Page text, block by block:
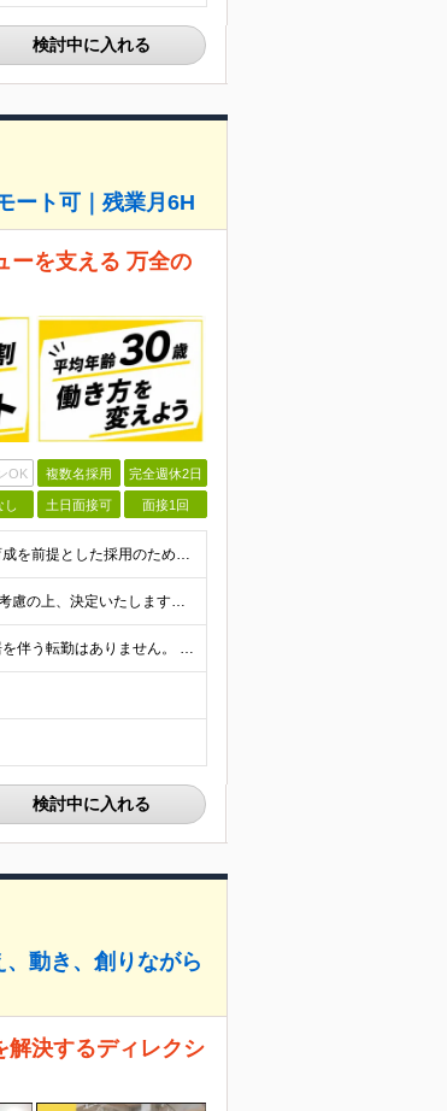
検討中に入れる
ート可｜残業月6H
を支える 万全の
OK 複数名採用 完全週休2日
し 土日面接可 面接1回
＼未経験スタートを応援します！／ ★人柄・意欲を重視した採用★ 育成を前提とした採用のため、 「PCに触ったことがほとんどない…」という方の挑戦も歓迎！ ＜例えば…＞ ●やりたいことはあるけど、ス
月給30万円～70万円+インセンティブ賞与 ※月給額は経験・スキルを考慮の上、決定いたします。 【インセンティブについて】 自社サービスを提案し、サービス化した場合、一部の利益をインセンティブとして
＼リモートワーク・フルリモートあり！／ ◆Ｕ・Ｉターン歓迎 ◆転居を伴う転勤はありません。 ◆配属先はお住まいや希望を考慮し決定します。 ◆マイカー通勤OK（駐車場あり／プロジェクトによる） 【本
検討中に入れる
動き、創りながら
決するディレクシ